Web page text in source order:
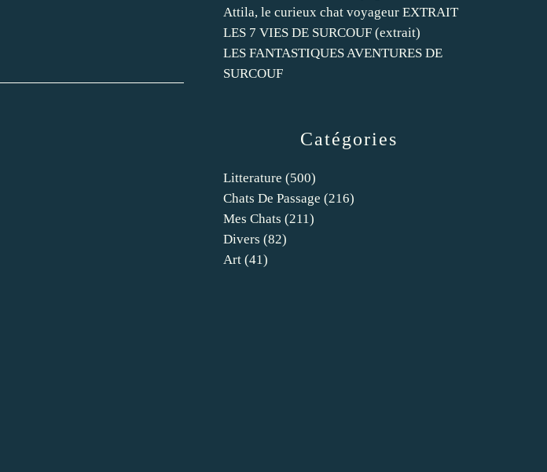
Catégories
Litterature (500)
Chats De Passage (216)
Mes Chats (211)
Divers (82)
Art (41)
Attila, le curieux chat voyageur EXTRAIT
LES 7 VIES DE SURCOUF (extrait)
LES FANTASTIQUES AVENTURES DE
SURCOUF